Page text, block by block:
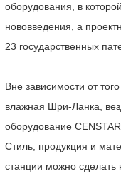
оборудования, в
нововведения, а
23 государственных
Вне зависимости от
влажная Шри-Ланка,
оборудование CENSTAR.
Стиль, продукция и
станции можно сделать